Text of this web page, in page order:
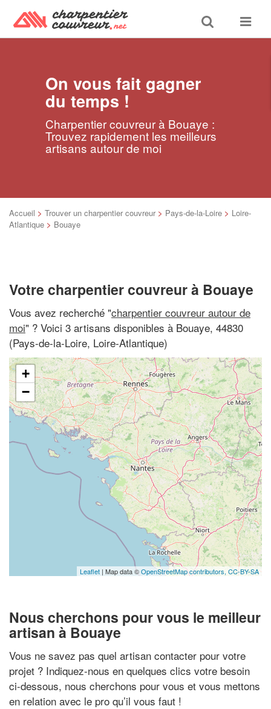
Toggle
search
Toggle
On vous fait gagner
du temps !
Charpentier couvreur à Bouaye :
Trouvez rapidement les meilleurs
artisans autour de moi
Accueil > Trouver un charpentier couvreur > Pays-de-la-Loire > Loire-
Atlantique > Bouaye
Votre charpentier couvreur à Bouaye
Vous avez recherché "charpentier couvreur autour de
moi" ? Voici 3 artisans disponibles à Bouaye, 44830
(Pays-de-la-Loire, Loire-Atlantique)
+
−
Leaflet | Map data ©OpenStreetMap contributors, CC-BY-SA
Nous cherchons pour vous le meilleur
artisan à Bouaye
Vous ne savez pas quel artisan contacter pour votre
projet ? Indiquez-nous en quelques clics votre besoin
ci-dessous, nous cherchons pour vous et vous mettons
en relation avec le pro qu’il vous faut !